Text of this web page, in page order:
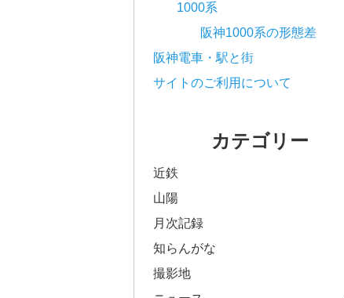
1000系
阪神1000系の形態差
阪神電車・駅と街
サイトのご利用について
カテゴリー
近鉄
山陽
月次記録
知らんがな
撮影地